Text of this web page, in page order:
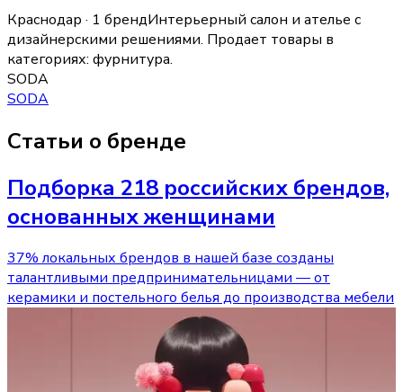
Краснодар · 1 брендИнтерьерный салон и ателье с
дизайнерскими решениями. Продает товары в
категориях: фурнитура.
SODA
SODA
Статьи о бренде
Подборка 218 российских брендов,
основанных женщинами
37% локальных брендов в нашей базе созданы
талантливыми предпринимательницами — от
керамики и постельного белья до производства мебели